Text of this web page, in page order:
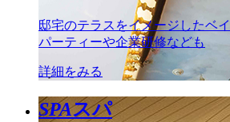
邸宅のテラスをイメージしたベ
パーティーや企業研修なども
詳細をみる
SPAスパ